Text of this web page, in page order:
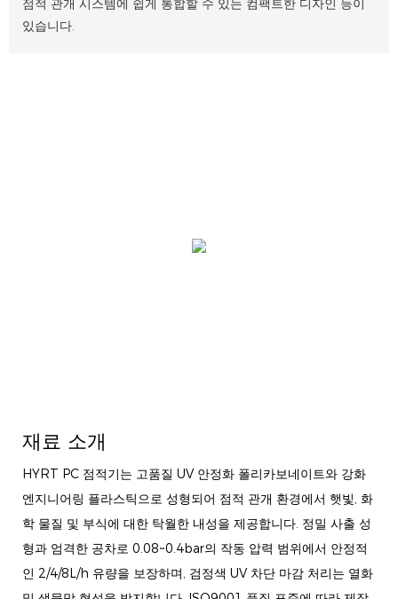
점적 관개 시스템에 쉽게 통합할 수 있는 컴팩트한 디자인 등이
있습니다.
재료 소개
HYRT PC 점적기는 고품질 UV 안정화 폴리카보네이트와 강화
엔지니어링 플라스틱으로 성형되어 점적 관개 환경에서 햇빛, 화
학 물질 및 부식에 대한 탁월한 내성을 제공합니다. 정밀 사출 성
형과 엄격한 공차로 0.08~0.4bar의 작동 압력 범위에서 안정적
인 2/4/8L/h 유량을 보장하며, 검정색 UV 차단 마감 처리는 열화